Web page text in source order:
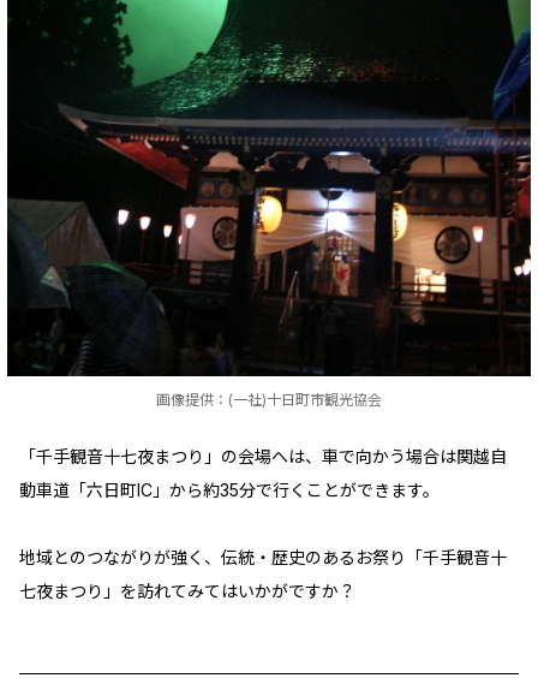
画像提供：(一社)十日町市観光協会
「千手観音十七夜まつり」の会場へは、車で向かう場合は関越自
動車道「六日町IC」から約35分で行くことができます。
地域とのつながりが強く、伝統・歴史のあるお祭り「千手観音十
七夜まつり」を訪れてみてはいかがですか？